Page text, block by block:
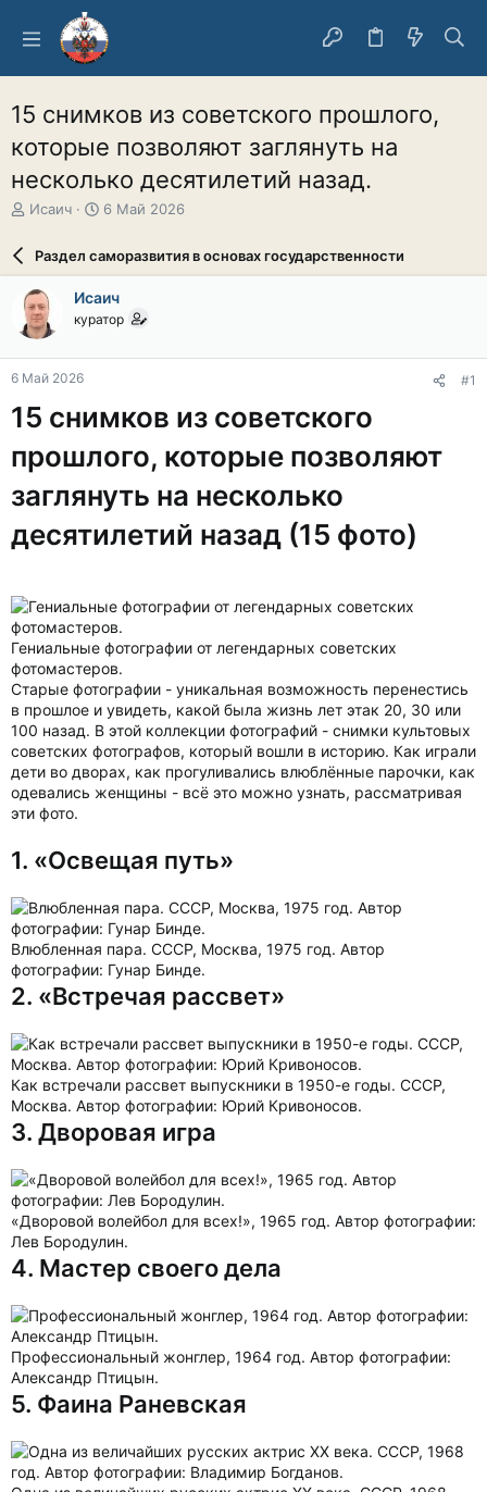
15 снимков из советского прошлого,
которые позволяют заглянуть на
несколько десятилетий назад.
А
о
р
т
е
м
ы
Исаич
Д
а
а
ч
л
6 Май 2026
Раздел саморазвития в основах государственности
Исаич
куратор
6 Май 2026 #1
15 снимков из советского
прошлого, которые позволяют
заглянуть на несколько
десятилетий назад (15 фото)
Гениальные фотографии от легендарных советских
фотомастеров.
Старые фотографии - уникальная возможность перенестись
в прошлое и увидеть, какой была жизнь лет этак 20, 30 или
100 назад. В этой коллекции фотографий - снимки культовых
советских фотографов, который вошли в историю. Как играли
дети во дворах, как прогуливались влюблённые парочки, как
одевались женщины - всё это можно узнать, рассматривая
эти фото.
1. «Освещая путь»
Влюбленная пара. СССР, Москва, 1975 год. Автор
фотографии: Гунар Бинде.
2. «Встречая рассвет»
Как встречали рассвет выпускники в 1950-е годы. СССР,
Москва. Автор фотографии: Юрий Кривоносов.
3. Дворовая игра
«Дворовой волейбол для всех!», 1965 год. Автор фотографии:
Лев Бородулин.
4. Мастер своего дела
Профессиональный жонглер, 1964 год. Автор фотографии:
Александр Птицын.
5. Фаина Раневская